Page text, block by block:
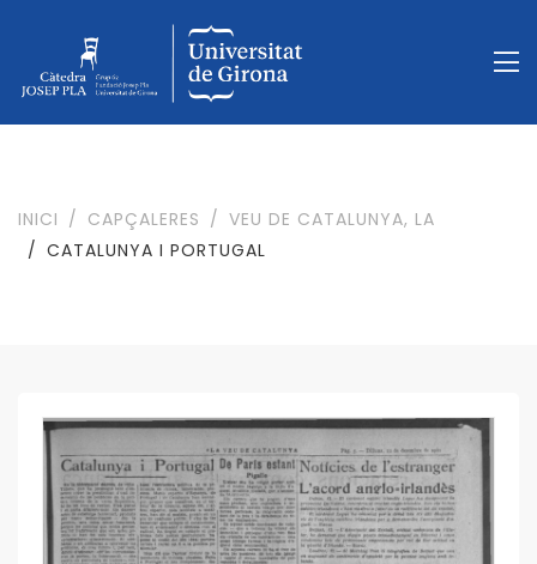
INICI CAPÇALERES
VEU DE CATALUNYA, LA
CATALUNYA I PORTUGAL